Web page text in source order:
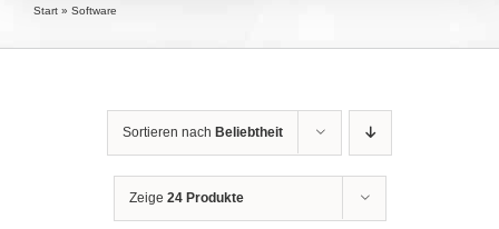
Start » Software
Sortieren nach Beliebtheit
Zeige 24 Produkte